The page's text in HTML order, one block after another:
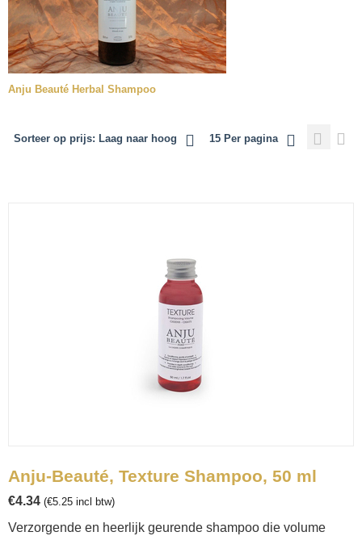
Anju Beauté Herbal Shampoo
Sorteer op prijs: Laag naar hoog 15 Per pagina
Anju-Beauté, Texture Shampoo, 50 ml
€4.34 (€5.25 incl btw)
Verzorgende en heerlijk geurende shampoo die volume